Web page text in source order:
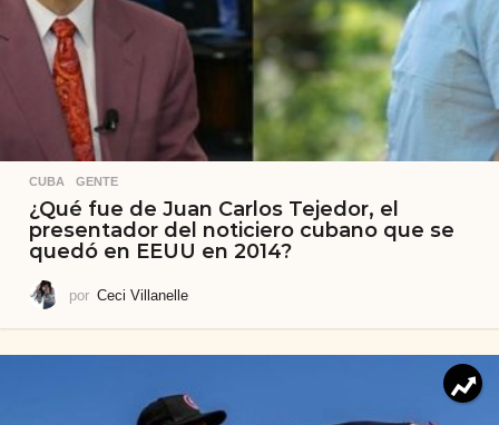
CUBA ,GENTE
¿Qué fue de Juan Carlos Tejedor, el
presentador del noticiero cubano que se
quedó en EEUU en 2014?
por Ceci Villanelle